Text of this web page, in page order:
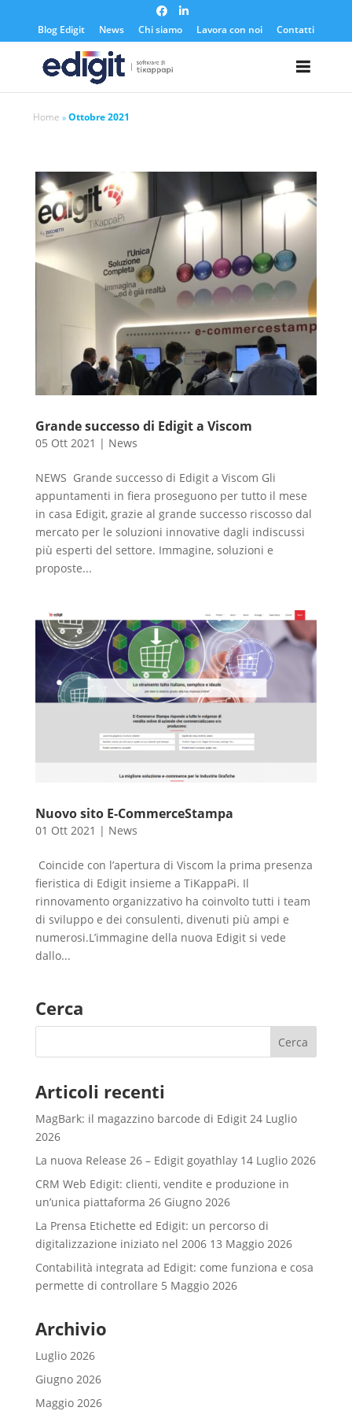
Blog Edigit News Chi siamo Lavora con noi Contatti
Home »Ottobre 2021
Grande successo di Edigit a Viscom
05 Ott 2021 | News
NEWS Grande successo di Edigit a Viscom Gli
appuntamenti in fiera proseguono per tutto il mese
in casa Edigit, grazie al grande successo riscosso dal
mercato per le soluzioni innovative dagli indiscussi
più esperti del settore. Immagine, soluzioni e
proposte...
Nuovo sito E-CommerceStampa
01 Ott 2021 | News
Coincide con l’apertura di Viscom la prima presenza
fieristica di Edigit insieme a TiKappaPi. Il
rinnovamento organizzativo ha coinvolto tutti i team
di sviluppo e dei consulenti, divenuti più ampi e
numerosi.L’immagine della nuova Edigit si vede
dallo...
Cerca
Articoli recenti
MagBark: il magazzino barcode di Edigit 24 Luglio
2026
La nuova Release 26 – Edigit goyathlay 14 Luglio 2026
CRM Web Edigit: clienti, vendite e produzione in
un’unica piattaforma 26 Giugno 2026
La Prensa Etichette ed Edigit: un percorso di
digitalizzazione iniziato nel 2006 13 Maggio 2026
Contabilità integrata ad Edigit: come funziona e cosa
permette di controllare 5 Maggio 2026
Archivio
Luglio 2026
Giugno 2026
Maggio 2026